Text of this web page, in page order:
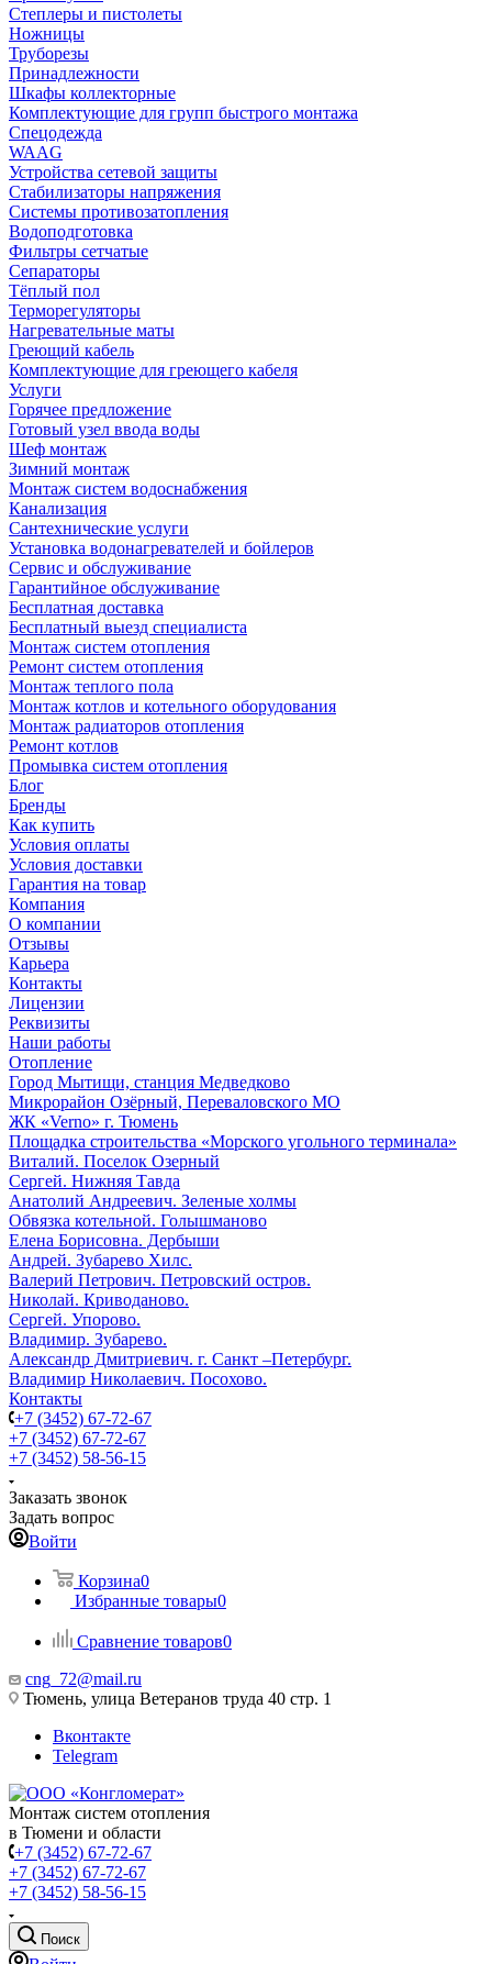
Степлеры и пистолеты
Ножницы
Труборезы
Принадлежности
Шкафы коллекторные
Комплектующие для групп быстрого монтажа
Спецодежда
WAAG
Устройства сетевой защиты
Стабилизаторы напряжения
Системы противозатопления
Водоподготовка
Фильтры сетчатые
Сепараторы
Тёплый пол
Терморегуляторы
Нагревательные маты
Греющий кабель
Комплектующие для греющего кабеля
Услуги
Горячее предложение
Готовый узел ввода воды
Шеф монтаж
Зимний монтаж
Монтаж систем водоснабжения
Канализация
Сантехнические услуги
Установка водонагревателей и бойлеров
Сервис и обслуживание
Гарантийное обслуживание
Бесплатная доставка
Бесплатный выезд специалиста
Монтаж систем отопления
Ремонт систем отопления
Монтаж теплого пола
Монтаж котлов и котельного оборудования
Монтаж радиаторов отопления
Ремонт котлов
Промывка систем отопления
Блог
Бренды
Как купить
Условия оплаты
Условия доставки
Гарантия на товар
Компания
О компании
Отзывы
Карьера
Контакты
Лицензии
Реквизиты
Наши работы
Отопление
Город Мытищи, станция Медведково
Микрорайон Озёрный, Переваловского МО
ЖК «Verno» г. Тюмень
Площадка строительства «Морского угольного терминала»
Виталий. Поселок Озерный
Сергей. Нижняя Тавда
Анатолий Андреевич. Зеленые холмы
Обвязка котельной. Голышманово
Елена Борисовна. Дербыши
Андрей. Зубарево Хилс.
Валерий Петрович. Петровский остров.
Николай. Криводаново.
Сергей. Упорово.
Владимир. Зубарево.
Александр Дмитриевич. г. Санкт –Петербург.
Владимир Николаевич. Посохово.
Контакты
+7 (3452) 67-72-67
+7 (3452) 67-72-67
+7 (3452) 58-56-15
Заказать звонок
Задать вопрос
Войти
Корзина0
Избранные товары0
Сравнение товаров0
cng_72@mail.ru
Тюмень, улица Ветеранов труда 40 стр. 1
Вконтакте
Telegram
Монтаж систем отопления
в Тюмени и области
+7 (3452) 67-72-67
+7 (3452) 67-72-67
+7 (3452) 58-56-15
Поиск